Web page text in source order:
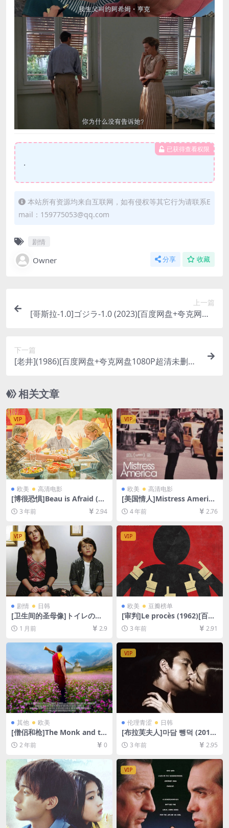
已获得查看权限
.
本站所有资源均来自互联网，如有侵权等其它行为请联系E
mail：159775053@qq.com
剧情
Owner 分享 收藏
上一篇
[哥斯拉-1.0]ゴジラ-1.0 (2023)[百度网盘+夸克网盘1
下一篇
[老井](1986)[百度网盘+夸克网盘1080P超清未删减
相关文章
VIP
欧美 高清电影
[博很恐惧]Beau is Afraid (20
23)[百度网盘+迅雷云盘资源1
080P超清未删减][MP4/10G
B][中英字幕]
3 年前 2.94
VIP
欧美 高清电影
[美国情人]Mistress America
(2015)[百度网盘+迅雷云盘资
源1080P超清未删减][MP4/5.
4GB][中英字幕]
4 年前 2.76
VIP
剧情 日韩
[卫生间的圣母像]トイレのピ
エタ (2015)[百度网盘+夸克网
盘1080P超清未删减资源][网
B][中文字幕]
1 月前 2.9
VIP
欧美 豆瓣榜单
[审判]Le procès (1962)[百度
网盘+夸克网盘1080P超清未
删减资源][网盘在线播放/下
3 年前 2.91
其他 欧美
[僧侣和枪]The Monk and th
e Gun (2023)[百度网盘+夸克
网盘1080P超清未删减资源]
[网盘在线播放/下载][MP4/6.
7GB][中文字幕]
2 年前 0
VIP
伦理青涩 日韩
[布拉芙夫人]마담 뺑덕 (2014)
[百度网盘+迅雷云盘+夸克网
盘资源1080P超清未删减][MP
4/7GB][韩语中字]
3 年前 2.95
VIP